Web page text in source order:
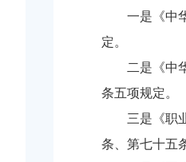
一是《中
定。
二是《中
条五项规定。
三是《职
条、第七十五